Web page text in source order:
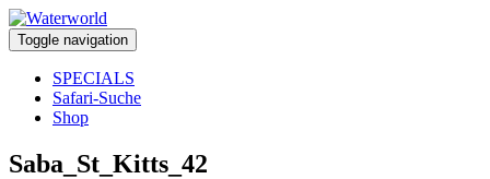
Toggle navigation
SPECIALS
Safari-Suche
Shop
Saba_St_Kitts_42